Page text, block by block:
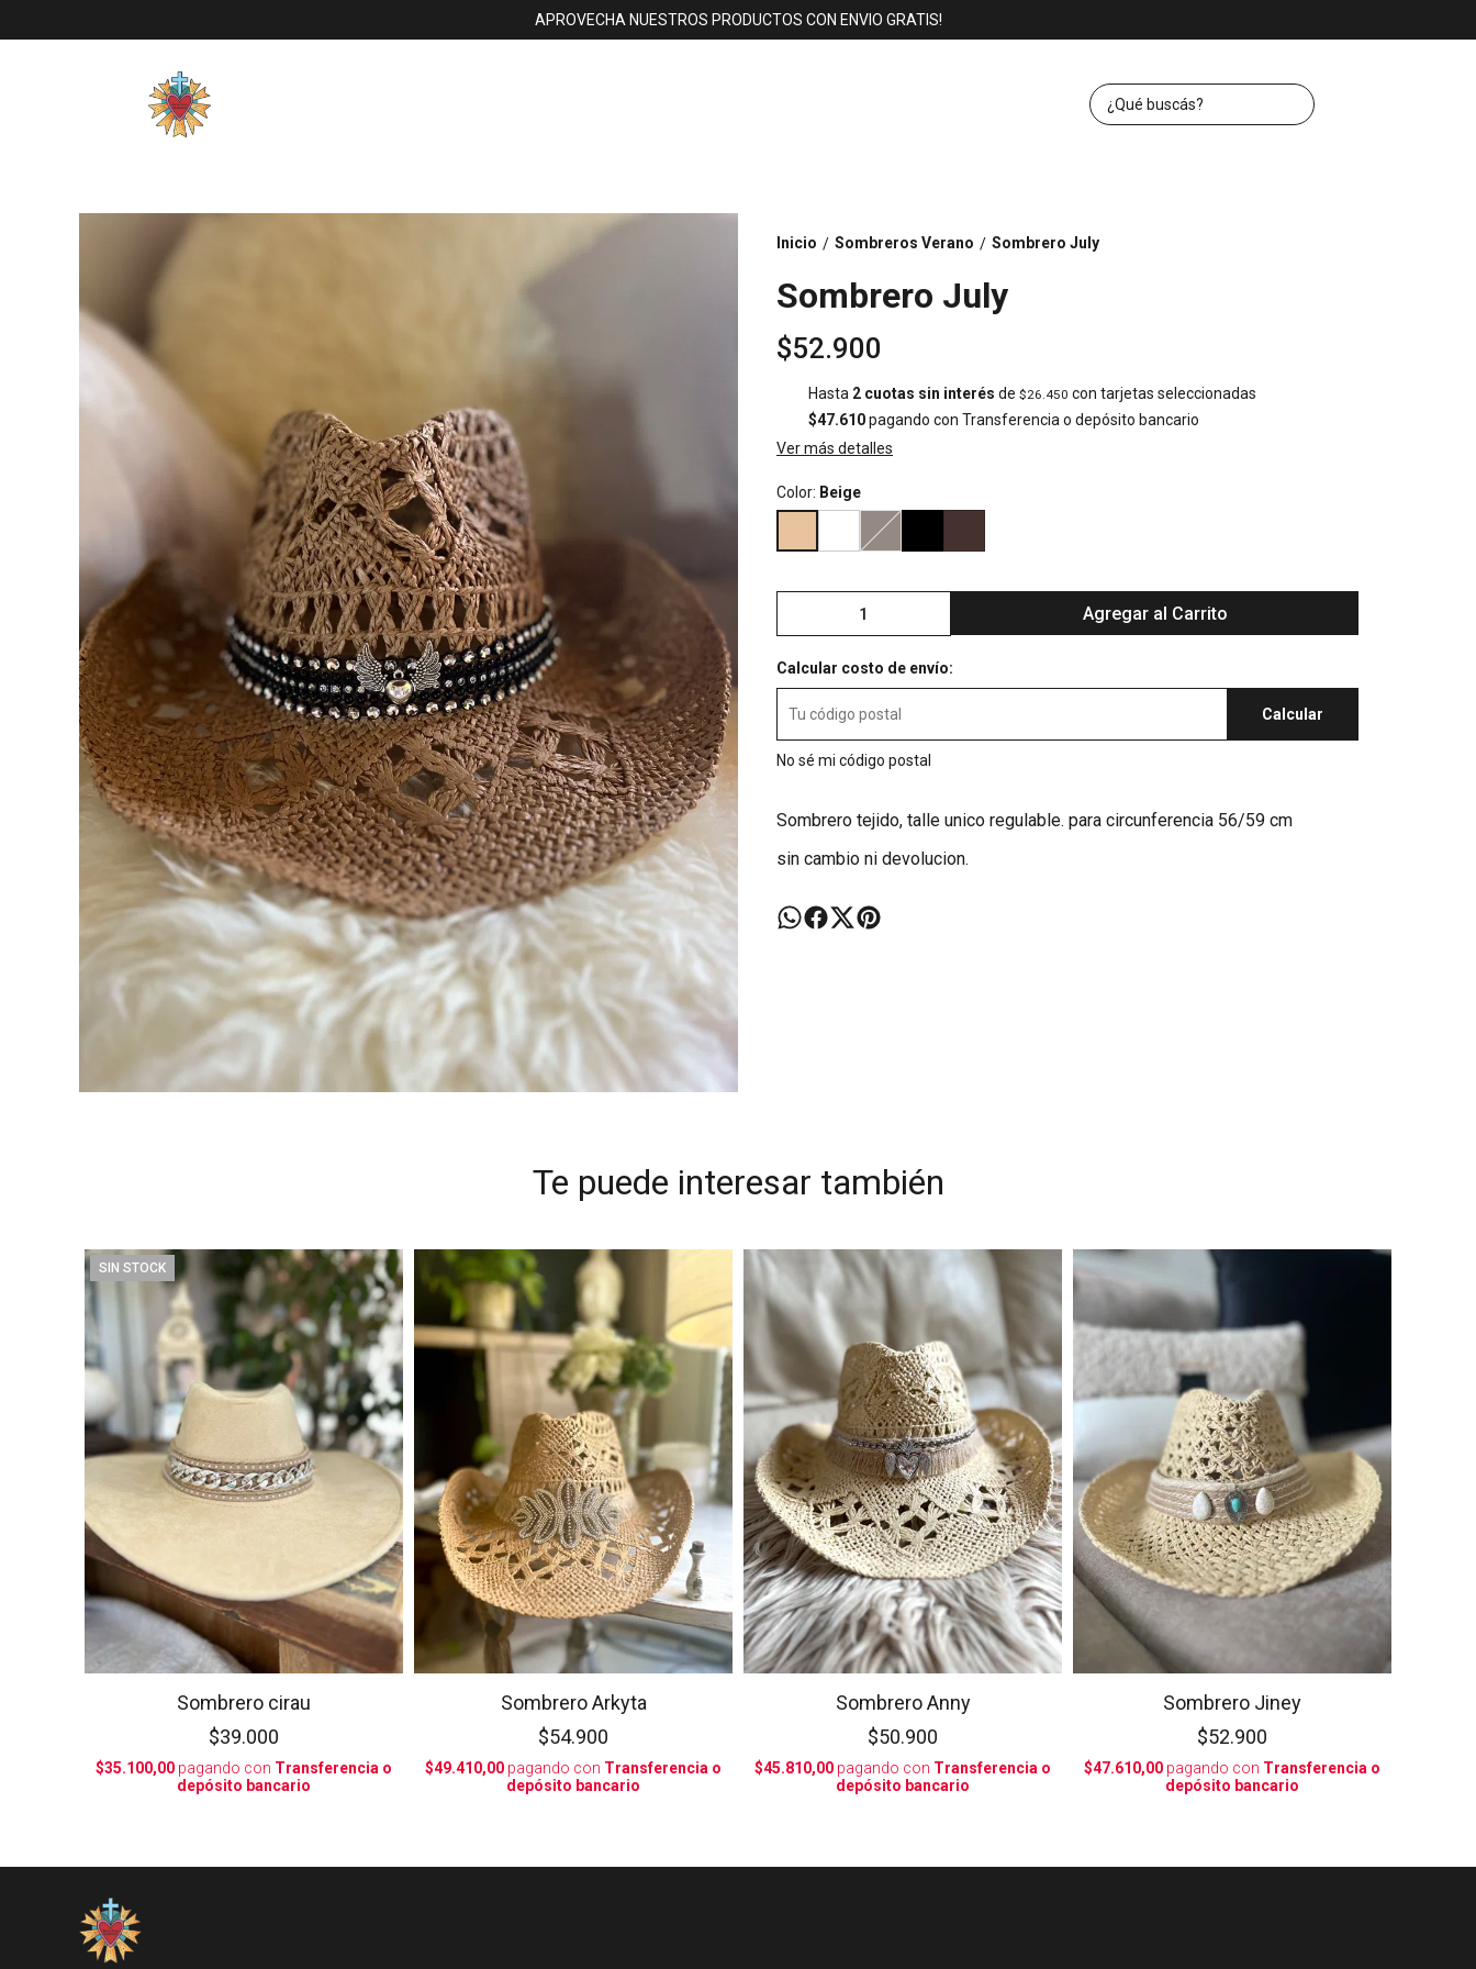
APROVECHA NUESTROS PRODUCTOS CON ENVIO GRATIS!
Inicio / Sombreros Verano / Sombrero July
Sombrero July
$52.900
Hasta 2 cuotas sin interés de $26.450 con tarjetas seleccionadas
$47.610pagando con Transferencia o depósito bancario
Ver más detalles
Color: Beige
Agregar al Carrito
Calcular costo de envío:
Calcular
No sé mi código postal
Sombrero tejido, talle unico regulable. para circunferencia 56/59 cm
sin cambio ni devolucion.
Te puede interesar también
SIN STOCK
Sombrero cirau
$39.000
$35.100,00 pagando con Transferencia o
depósito bancario
Sombrero Arkyta
$54.900
$49.410,00 pagando con Transferencia o
depósito bancario
Sombrero Anny
$50.900
$45.810,00 pagando con Transferencia o
depósito bancario
Sombrero Jiney
$52.900
$47.610,00 pagando con Transferencia o
depósito bancario